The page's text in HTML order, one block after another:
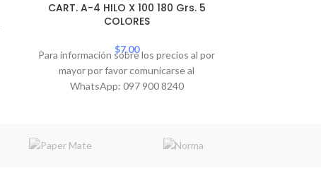
CART. A-4 HILO X 100 180 Grs. 5
COLORES
$7.00
Para información sobre los precios al por
mayor por favor comunicarse al
WhatsApp: 097 900 8240